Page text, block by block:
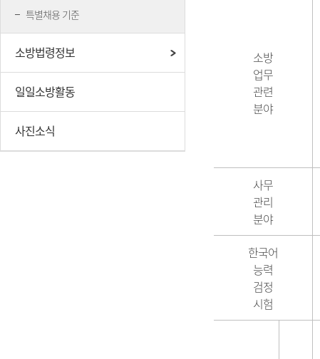
특별채용 기준
소방법령정보
일일소방활동
사진소식
소방
업무
관련
분야
사무
관리
분야
한국어
능력
검정
시험